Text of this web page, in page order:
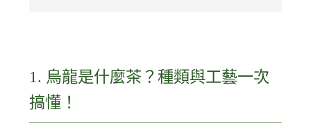
1. 烏龍是什麼茶？種類與工藝一次
搞懂！